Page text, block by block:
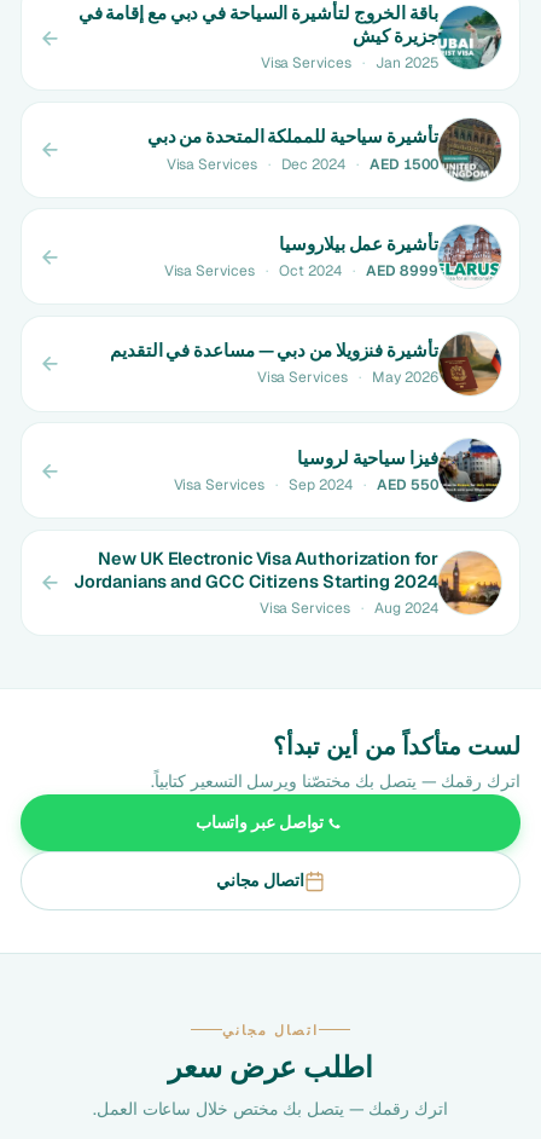
باقة الخروج لتأشيرة السياحة في دبي مع إقامة في
جزيرة كيش
Visa Services · Jan 2025
تأشيرة سياحية للمملكة المتحدة من دبي
Visa Services · Dec 2024 · AED 1500
تأشيرة عمل بيلاروسيا
Visa Services · Oct 2024 · AED 8999
تأشيرة فنزويلا من دبي — مساعدة في التقديم
Visa Services · May 2026
فيزا سياحية لروسيا
Visa Services · Sep 2024 · AED 550
New UK Electronic Visa Authorization for
Jordanians and GCC Citizens Starting 2024
Visa Services · Aug 2024
لست متأكداً من أين تبدأ؟
اترك رقمك — يتصل بك مختصّنا ويرسل التسعير كتابياً.
تواصل عبر واتساب
اتصال مجاني
اتصال مجاني
اطلب عرض سعر
اترك رقمك — يتصل بك مختص خلال ساعات العمل.